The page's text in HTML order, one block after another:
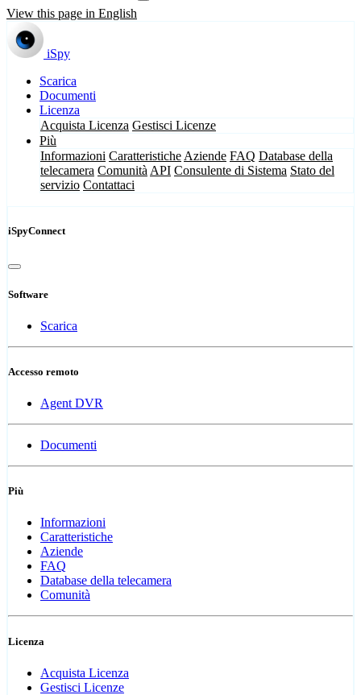
View this page in English
iSpy
Scarica
Documenti
Licenza
Acquista Licenza Gestisci Licenze
Più
Informazioni Caratteristiche Aziende FAQ Database della
telecamera Comunità API Consulente di Sistema Stato del
servizio Contattaci
iSpyConnect
Software
Scarica
Accesso remoto
Agent DVR
Documenti
Più
Informazioni
Caratteristiche
Aziende
FAQ
Database della telecamera
Comunità
Licenza
Acquista Licenza
Gestisci Licenze